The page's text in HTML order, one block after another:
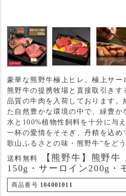
豪華な熊野牛極上ヒレ、極上サー
熊野牛の提携牧場と直接取引きす
品質の牛肉を入荷しております。
た自然豊かな環境の中で、緑豊
水と100%植物性飼料を十分に与
一杯の愛情をそそぎ、丹精を込め
歌山ふるさとの味・熊野牛”をど
送料無料
【熊野牛】熊野
150g・サーロイン200g・
商品番号 104001011